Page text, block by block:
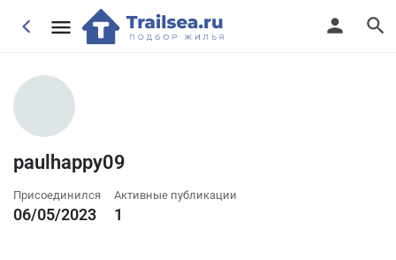
paulhappy09
Присоединился
06/05/2023
Активные публикации
1